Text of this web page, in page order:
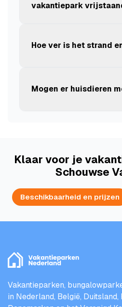
vakantiepark
Hoe ver is het strand
Mogen er huisdieren
Klaar voor je
Schouwse
Beschikbaarheid en prijzen
Vakantieparken,
in Nederland, België,